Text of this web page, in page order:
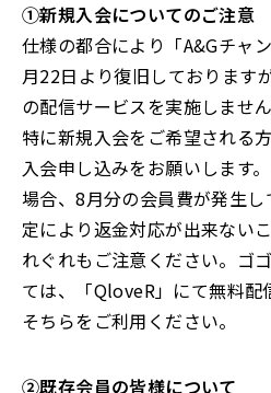
①新規入会についてのご注意
仕様の都合により「A&Gチャ
月22日より復旧しております
の配信サービスを実施しませ
特に新規入会をご希望される
入会申し込みをお願いします
場合、8月分の会員費が発生
定により返金対応が出来ない
れぐれもご注意ください。ゴ
ては、「QloveR」にて無料配
そちらをご利用ください。
②既存会員の皆様について